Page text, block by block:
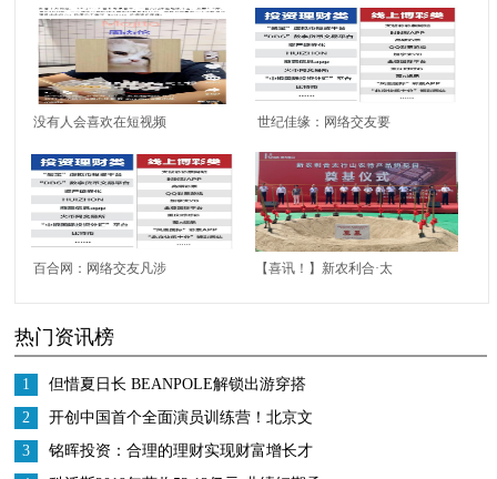
没有人会喜欢在短视频
里“听”“周杰伦”
世纪佳缘：网络交友要
谨慎，保持清醒最重要
百合网：网络交友凡涉
警惕
【喜讯！】新农利合·太
热门资讯榜
1
但惜夏日长 BEANPOLE解锁出游穿搭
2
开创中国首个全面演员训练营！北京文
化或将再发爆款！
3
铭晖投资：合理的理财实现财富增长才
是王道